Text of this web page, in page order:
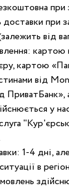
при
доставки при
від
картою
картою
від
у
1-4 дні,
в